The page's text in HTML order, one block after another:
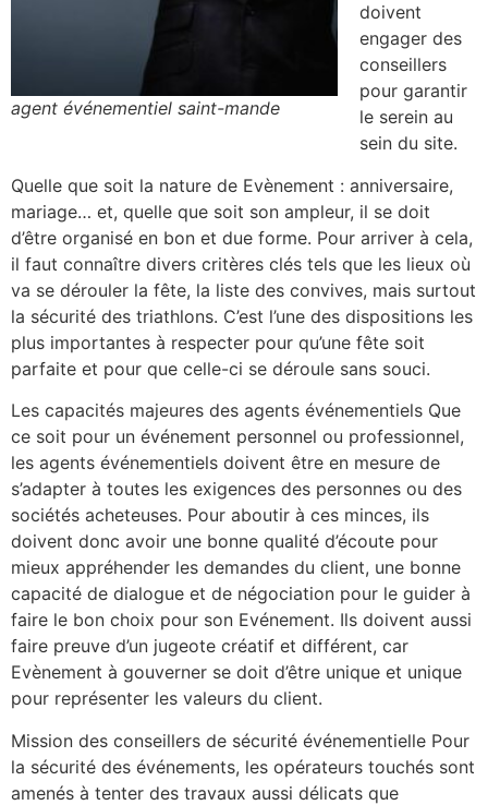
agent événementiel saint-mande
doivent
engager des
conseillers
pour garantir
le serein au
sein du site.
Quelle que soit la nature de Evènement : anniversaire,
mariage… et, quelle que soit son ampleur, il se doit
d’être organisé en bon et due forme. Pour arriver à cela,
il faut connaître divers critères clés tels que les lieux où
va se dérouler la fête, la liste des convives, mais surtout
la sécurité des triathlons. C’est l’une des dispositions les
plus importantes à respecter pour qu’une fête soit
parfaite et pour que celle-ci se déroule sans souci.
Les capacités majeures des agents événementiels Que
ce soit pour un événement personnel ou professionnel,
les agents événementiels doivent être en mesure de
s’adapter à toutes les exigences des personnes ou des
sociétés acheteuses. Pour aboutir à ces minces, ils
doivent donc avoir une bonne qualité d’écoute pour
mieux appréhender les demandes du client, une bonne
capacité de dialogue et de négociation pour le guider à
faire le bon choix pour son Evénement. Ils doivent aussi
faire preuve d’un jugeote créatif et différent, car
Evènement à gouverner se doit d’être unique et unique
pour représenter les valeurs du client.
Mission des conseillers de sécurité événementielle Pour
la sécurité des événements, les opérateurs touchés sont
amenés à tenter des travaux aussi délicats que